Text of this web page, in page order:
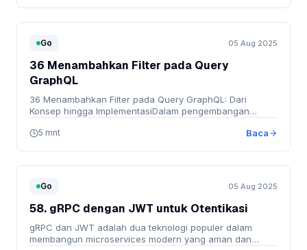
Go 05 Aug 2025
36 Menambahkan Filter pada Query
GraphQL
36 Menambahkan Filter pada Query GraphQL: Dari
Konsep hingga ImplementasiDalam pengembangan
5 mnt Baca
Go 05 Aug 2025
58. gRPC dengan JWT untuk Otentikasi
gRPC dan JWT adalah dua teknologi populer dalam
membangun microservices modern yang aman dan